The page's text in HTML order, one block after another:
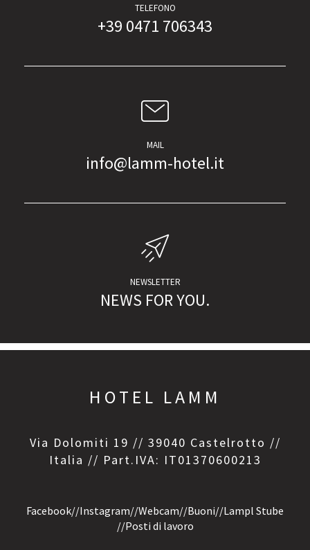
TELEFONO
+39 0471 706343
MAIL
info@lamm-hotel.it
NEWSLETTER
NEWS FOR YOU.
HOTEL LAMM
Via Dolomiti 19 // 39040 Castelrotto //
Italia // Part.IVA: IT01370600213
Facebook//Instagram//Webcam//Buoni//Lampl Stube
//Posti di lavoro